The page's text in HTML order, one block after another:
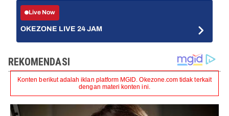
Live Now
OKEZONE LIVE 24 JAM